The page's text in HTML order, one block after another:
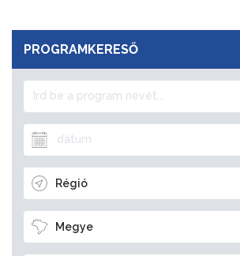
PROGRAMKERESŐ
Régió
Megye